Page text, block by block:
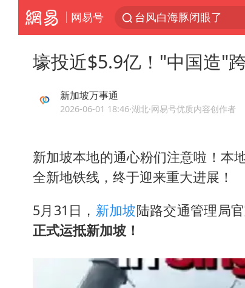
网易号
台风白海豚闭眼了
中国东方电气集团原
浙江海事局启动Ⅰ级防
云南一地村民过火把
泰国初中生饮弹自尽前
用AI造出新病毒意味着
王虹邓煜的同学获统
壕投近$5.9亿！"中国造"
新加坡万事通
2026-06-01 18:46·湖北·网易号优质内容创作者
新加坡本地的通心粉们注意啦！本
全新地铁线，终于迎来重大进展！
5月31日， 新加坡陆路交通管理局官
正式运抵新加坡！